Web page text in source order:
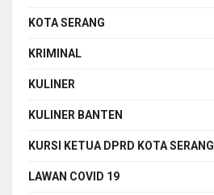
KOTA SERANG
KRIMINAL
KULINER
KULINER BANTEN
KURSI KETUA DPRD KOTA SERANG
LAWAN COVID 19